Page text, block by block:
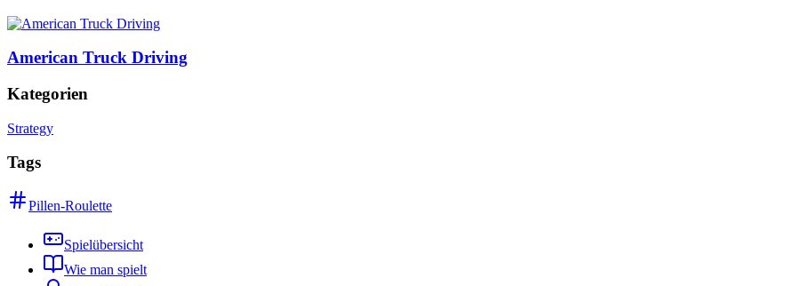
American Truck Driving
Kategorien
Strategy
Tags
Pillen-Roulette
Spielübersicht
Wie man spielt